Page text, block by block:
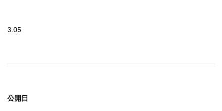
3.05
公開日